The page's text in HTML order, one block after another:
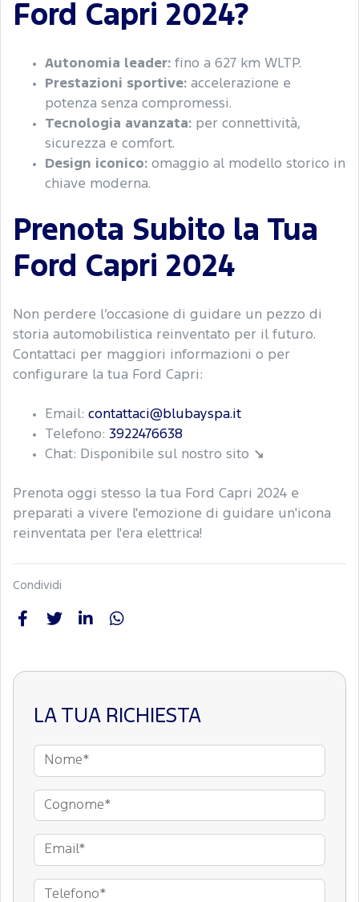
Ford Capri 2024?
Autonomia leader: fino a 627 km WLTP.
Prestazioni sportive: accelerazione e
potenza senza compromessi.
Tecnologia avanzata: per connettività,
sicurezza e comfort.
Design iconico: omaggio al modello storico in
chiave moderna.
Prenota Subito la Tua
Ford Capri 2024
Non perdere l’occasione di guidare un pezzo di
storia automobilistica reinventato per il futuro.
Contattaci per maggiori informazioni o per
configurare la tua Ford Capri:
Email: contattaci@blubayspa.it
Telefono: 3922476638
Chat: Disponibile sul nostro sito ↘
Prenota oggi stesso la tua Ford Capri 2024 e
preparati a vivere l'emozione di guidare un'icona
reinventata per l'era elettrica!
Condividi
LA TUA RICHIESTA